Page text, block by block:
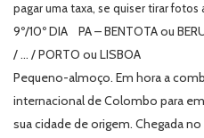
pagar uma taxa, se quiser tirar fotos
9º/10º DIA PA – BENTOTA ou
/ … / PORTO ou LISBOA
Pequeno-almoço. Em hora a
internacional de Colombo para
sua cidade de origem. Chegada